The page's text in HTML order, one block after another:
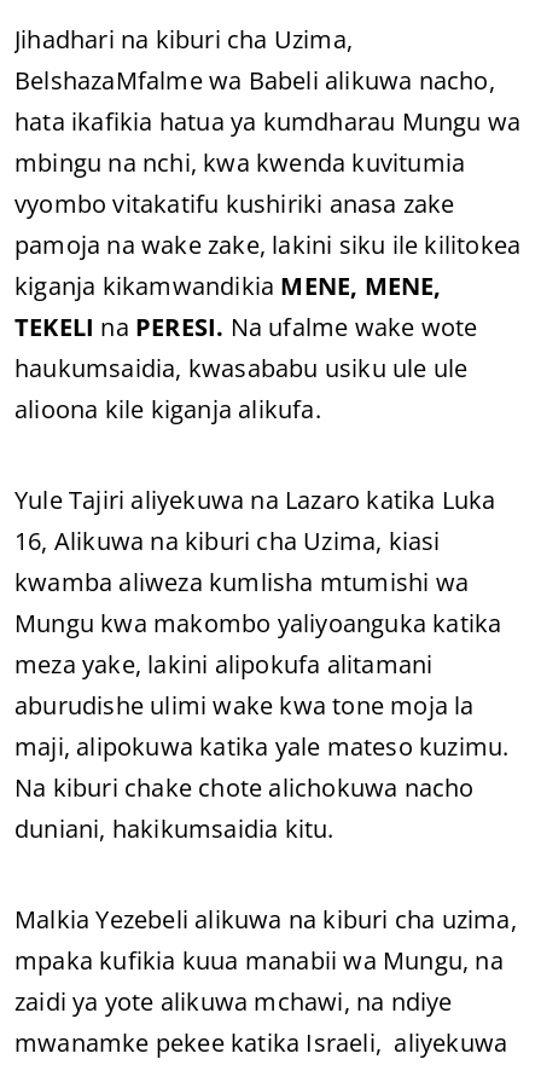
Jihadhari na kiburi cha Uzima,
BelshazaMfalme wa Babeli alikuwa nacho,
hata ikafikia hatua ya kumdharau Mungu wa
mbingu na nchi, kwa kwenda kuvitumia
vyombo vitakatifu kushiriki anasa zake
pamoja na wake zake, lakini siku ile kilitokea
kiganja kikamwandikia MENE, MENE,
TEKELI na PERESI. Na ufalme wake wote
haukumsaidia, kwasababu usiku ule ule
alioona kile kiganja alikufa.
Yule Tajiri aliyekuwa na Lazaro katika Luka
16, Alikuwa na kiburi cha Uzima, kiasi
kwamba aliweza kumlisha mtumishi wa
Mungu kwa makombo yaliyoanguka katika
meza yake, lakini alipokufa alitamani
aburudishe ulimi wake kwa tone moja la
maji, alipokuwa katika yale mateso kuzimu.
Na kiburi chake chote alichokuwa nacho
duniani, hakikumsaidia kitu.
Malkia Yezebeli alikuwa na kiburi cha uzima,
mpaka kufikia kuua manabii wa Mungu, na
zaidi ya yote alikuwa mchawi, na ndiye
mwanamke pekee katika Israeli, aliyekuwa